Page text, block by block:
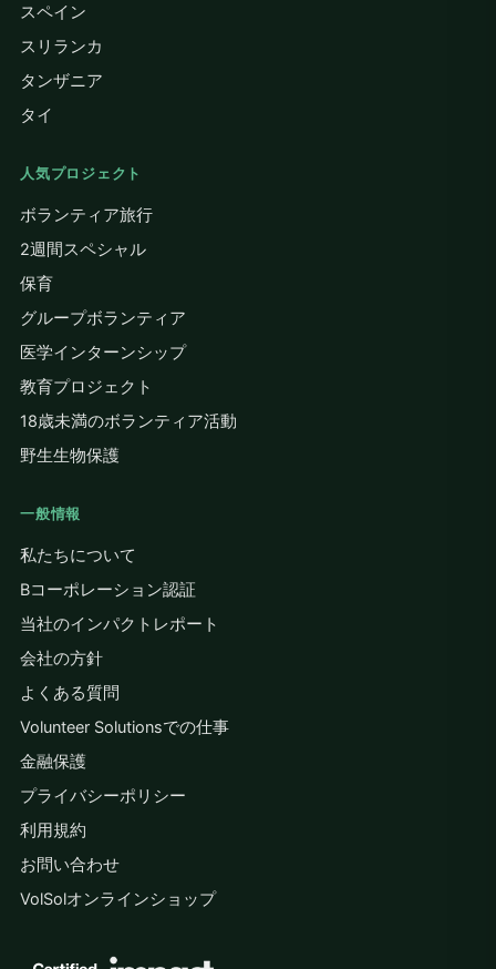
スペイン
スリランカ
タンザニア
タイ
人気プロジェクト
ボランティア旅行
2週間スペシャル
保育
グループボランティア
医学インターンシップ
教育プロジェクト
18歳未満のボランティア活動
野生生物保護
一般情報
私たちについて
Bコーポレーション認証
当社のインパクトレポート
会社の方針
よくある質問
Volunteer Solutionsでの仕事
金融保護
プライバシーポリシー
利用規約
お問い合わせ
VolSolオンラインショップ